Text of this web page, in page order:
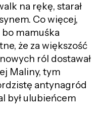
na rękę, starał
Co więcej,
bo mamuśka
że za większość
ról dostawał
Maliny, tym
antynagród
był ulubieńcem